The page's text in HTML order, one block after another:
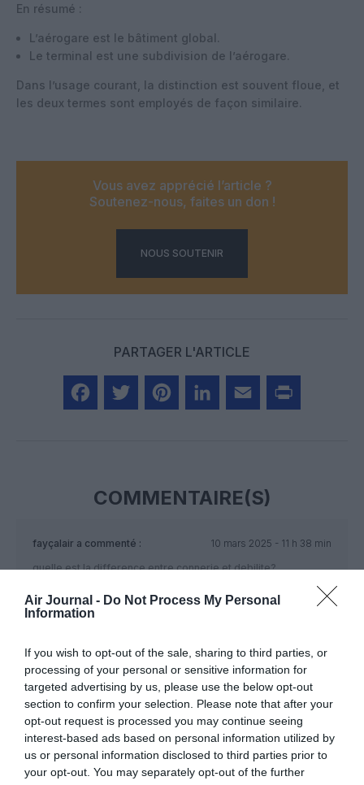
Air Journal - Do Not Process My Personal
Information
If you wish to opt-out of the sale, sharing to third parties, or
processing of your personal or sensitive information for
targeted advertising by us, please use the below opt-out
section to confirm your selection. Please note that after your
opt-out request is processed you may continue seeing
interest-based ads based on personal information utilized by
us or personal information disclosed to third parties prior to
your opt-out. You may separately opt-out of the further
En résumé :
L’aérogare est le bâtiment global.
Le terminal est une subdivision de l’aérogare.
Dans l’usage courant, la distinction est souvent floue, et
les deux termes sont employés de façon similaire.
Vous avez apprécié l’article ?
Soutenez-nous, faites un don !
NOUS SOUTENIR
PARTAGER L'ARTICLE
COMMENTAIRE(S)
fayçalair a commenté :
10 mars 2025 - 11 h 38 min
quelle est la difference entre connerie et debilite?
RÉPONDRE
LAISSER UN COMMENTAIRE
FAIRE UN DON
Appel aux lecteurs !